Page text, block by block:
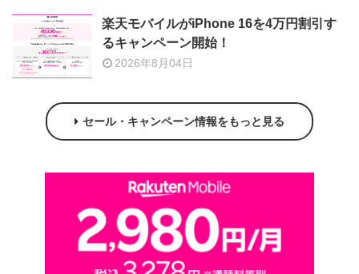
楽天モバイルがiPhone 16を4万円割引す
るキャンペーン開始！
2026年8月04日
セール・キャンペーン情報をもっと見る